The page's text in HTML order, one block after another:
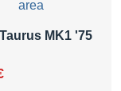
MK1 '75